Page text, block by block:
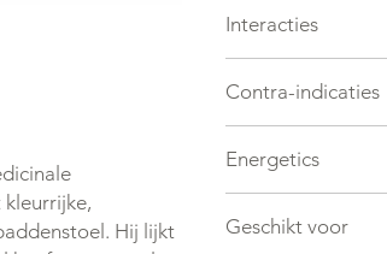
kleurrijke,
Hij lijkt
Organic and Ethically
Mushrooms. (1
Interacties
zijn steeds mogelijk.
Contra-indicaties
allergie voor een
raadpleeg uw arts
Energetics
Geschikt voor